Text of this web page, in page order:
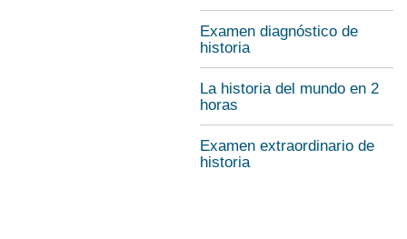
Examen diagnóstico de
historia
La historia del mundo en 2
horas
Examen extraordinario de
historia